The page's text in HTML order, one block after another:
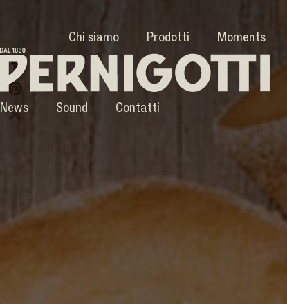
Chi siamo Prodotti Moments
News Sound Contatti